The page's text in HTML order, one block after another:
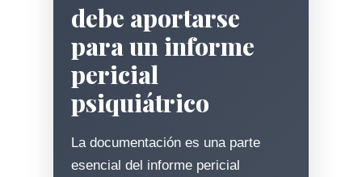
debe aportarse
para un informe
pericial
psiquiátrico
La documentación es una parte
esencial del informe pericial